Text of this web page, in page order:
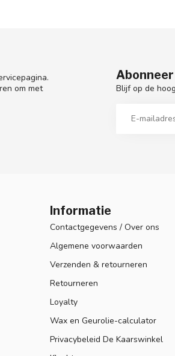
om met
Blijf op de
Informatie
Contactgegevens / Over ons
Algemene voorwaarden
Verzenden & retourneren
Retourneren
Loyalty
Wax en Geurolie-calculator
Privacybeleid De Kaarswinkel